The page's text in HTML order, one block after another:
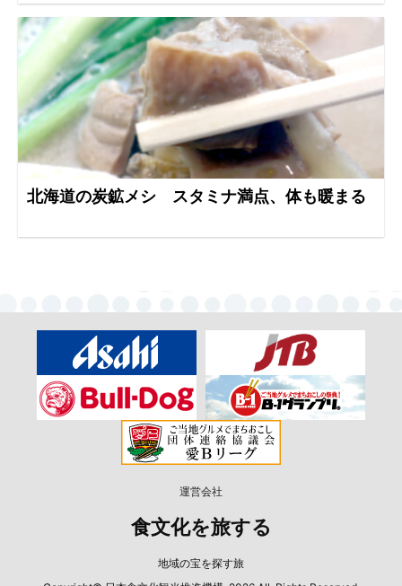
北海道の炭鉱メシ スタミナ満点、体も暖まる
運営会社
食文化を旅する
地域の宝を探す旅